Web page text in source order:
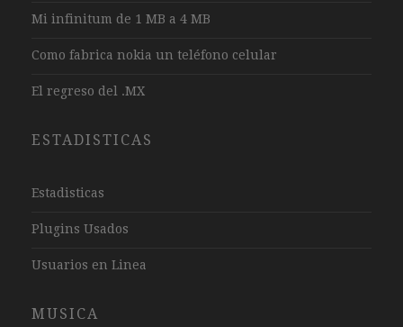
Mi infinitum de 1 MB a 4 MB
Como fabrica nokia un teléfono celular
El regreso del .MX
ESTADISTICAS
Estadisticas
Plugins Usados
Usuarios en Linea
MUSICA